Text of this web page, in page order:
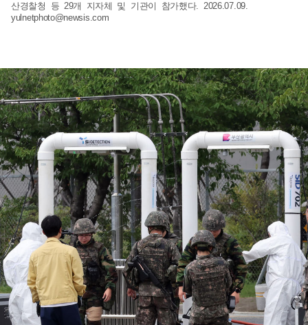
산경찰청 등 29개 지자체 및 기관이 참가했다. 2026.07.09.
yulnetphoto@newsis.com